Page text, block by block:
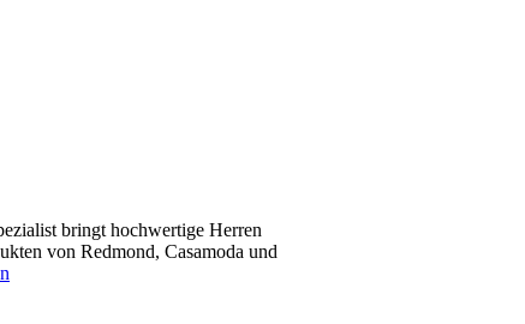
bringt hochwertige Herren
von Redmond, Casamoda und